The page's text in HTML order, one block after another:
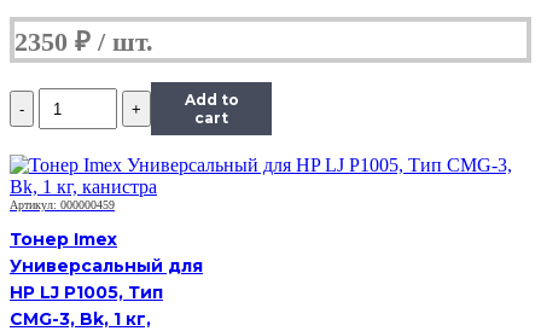
2350 ₽
Количество
Тонер
Black,
банка
50г,
совместимый,
для
TK-
5230M
Add to
cart
Артикул: 000000459
Тонер Imex
Универсальный для
HP LJ P1005, Тип
CMG-3, Bk, 1 кг,